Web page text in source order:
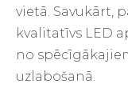
vietā. Savukārt,
kvalitatīvs LED
no
uzlabošanā.